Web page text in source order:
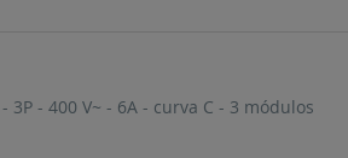
3P - 400 V~ - 6A - curva C - 3 módulos